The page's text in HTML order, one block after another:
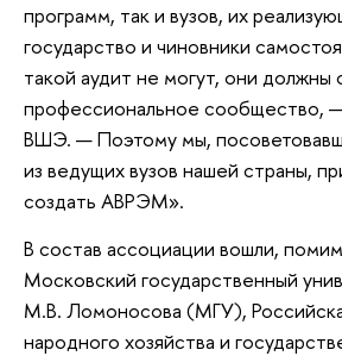
программ, так и вузов, их
государство и чиновники
такой аудит не могут, они должны
профессиональное сообщество,
ВШЭ. — Поэтому мы,
из ведущих вузов нашей страны,
создать АВРЭМ».
В состав ассоциации вошли,
Московский государственный
М.В. Ломоносова (МГУ),
народного хозяйства и